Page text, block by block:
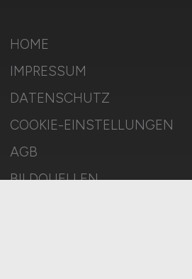
HOME
IMPRESSUM
DATENSCHUTZ
COOKIE-EINSTELLUNGEN
AGB
BILDQUELLEN